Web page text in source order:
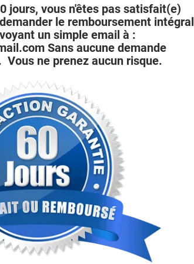
jours, vous n'êtes pas satisfait(e)
le remboursement intégral
un simple email à :
Sans aucune demande
Vous ne prenez aucun risque.